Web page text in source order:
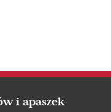
i apaszek